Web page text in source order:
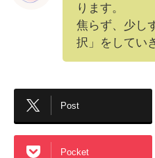
ります。
焦らず、少し
択」をしてい
Post
Pocket